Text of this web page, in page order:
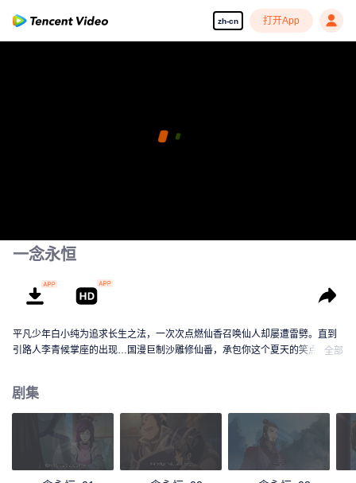
zh-cn 打开App
一念永恒
平凡少年白小纯为追求长生之法，一次次点燃仙香召唤仙人却屡遭雷劈。直到
引路人李青候掌座的出现…国漫巨制沙雕修仙番，承包你这个夏天的笑点！全部
剧集